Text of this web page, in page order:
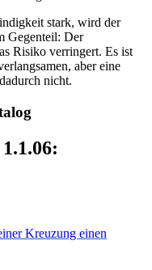
stark, wird der
Gegenteil: Der
Risiko verringert. Es ist
aber eine
nicht.
Kreuzung einen